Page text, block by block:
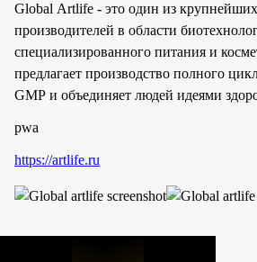
Global Artlife - это один из
производителей в области
специализированного питания и
предлагает производство полного
GMP и объединяет людей идеями
pwa
https://artlife.ru